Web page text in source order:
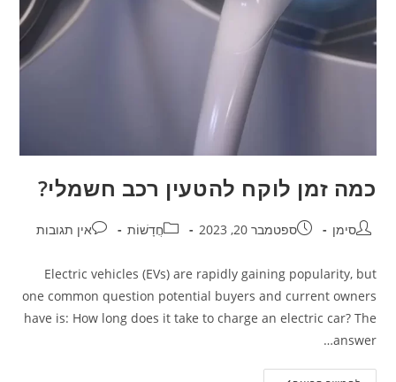
כמה זמן לוקח להטעין רכב חשמלי?
סימן ספטמבר 20, 2023 חֲדָשׁוֹת אין תגובות
Electric vehicles (EVs) are rapidly gaining popularity, but
one common question potential buyers and current owners
have is: How long does it take to charge an electric car? The
answer…